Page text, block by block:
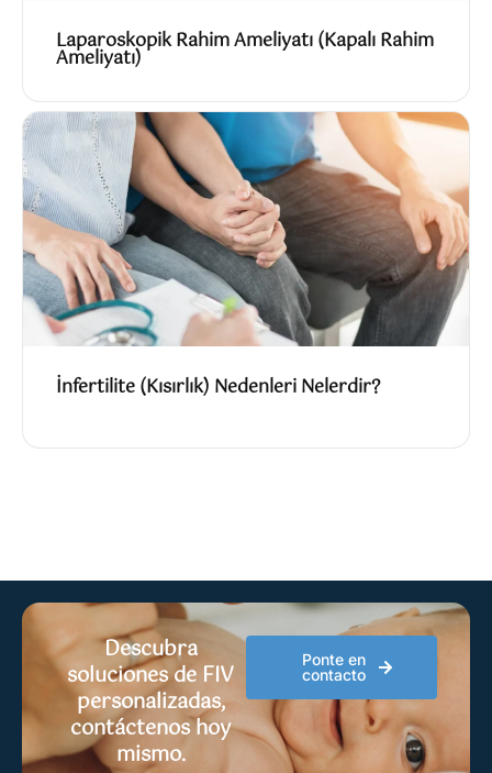
Laparoskopik Rahim Ameliyatı (Kapalı Rahim
Ameliyatı)
İnfertilite (Kısırlık) Nedenleri Nelerdir?
Descubra
soluciones de FIV
personalizadas,
contáctenos hoy
mismo.
Ponte en
contacto